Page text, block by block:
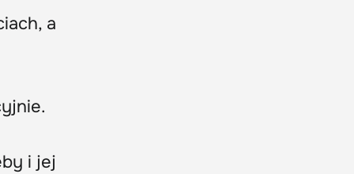
a
i jej